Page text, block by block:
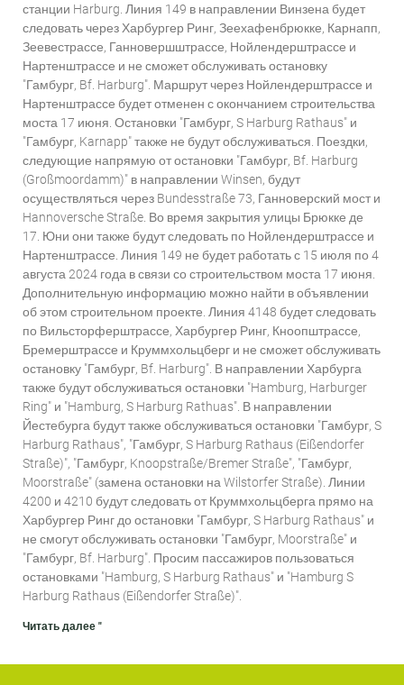
станции Harburg. Линия 149 в направлении Винзена будет
следовать через Харбургер Ринг, Зеехафенбрюкке, Карнапп,
Зеевестрассе, Ганновершштрассе, Нойлендерштрассе и
Нартенштрассе и не сможет обслуживать остановку
"Гамбург, Bf. Harburg". Маршрут через Нойлендерштрассе и
Нартенштрассе будет отменен с окончанием строительства
моста 17 июня. Остановки "Гамбург, S Harburg Rathaus" и
"Гамбург, Karnapp" также не будут обслуживаться. Поездки,
следующие напрямую от остановки "Гамбург, Bf. Harburg
(Großmoordamm)" в направлении Winsen, будут
осуществляться через Bundesstraße 73, Ганноверский мост и
Hannoversche Straße. Во время закрытия улицы Брюкке де
17. Юни они также будут следовать по Нойлендерштрассе и
Нартенштрассе. Линия 149 не будет работать с 15 июля по 4
августа 2024 года в связи со строительством моста 17 июня.
Дополнительную информацию можно найти в объявлении
об этом строительном проекте. Линия 4148 будет следовать
по Вильсторферштрассе, Харбургер Ринг, Кноопштрассе,
Бремерштрассе и Круммхольцберг и не сможет обслуживать
остановку "Гамбург, Bf. Harburg". В направлении Харбурга
также будут обслуживаться остановки "Hamburg, Harburger
Ring" и "Hamburg, S Harburg Rathuas". В направлении
Йестебурга будут также обслуживаться остановки "Гамбург, S
Harburg Rathaus", "Гамбург, S Harburg Rathaus (Eißendorfer
Straße)", "Гамбург, Knoopstraße/Bremer Straße", "Гамбург,
Moorstraße" (замена остановки на Wilstorfer Straße). Линии
4200 и 4210 будут следовать от Круммхольцберга прямо на
Харбургер Ринг до остановки "Гамбург, S Harburg Rathaus" и
не смогут обслуживать остановки "Гамбург, Moorstraße" и
"Гамбург, Bf. Harburg". Просим пассажиров пользоваться
остановками "Hamburg, S Harburg Rathaus" и "Hamburg S
Harburg Rathaus (Eißendorfer Straße)".
Читать далее "